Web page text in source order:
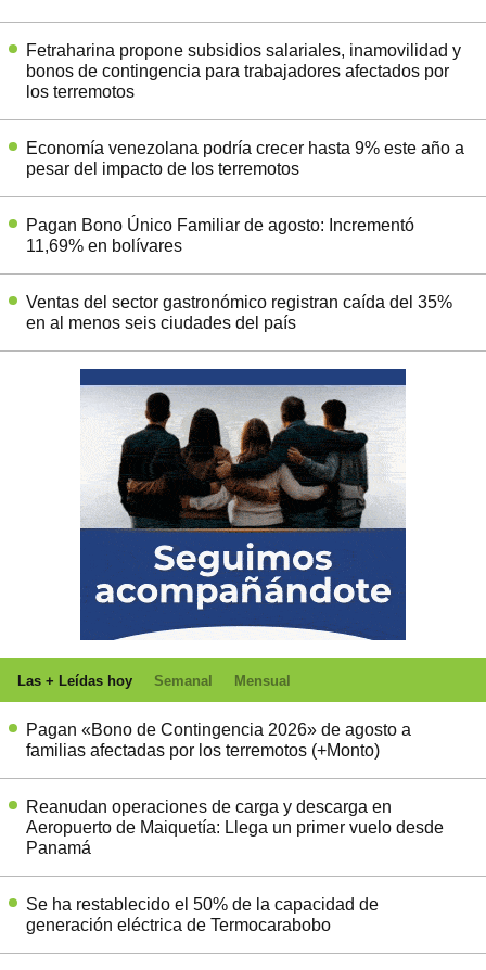
Fetraharina propone subsidios salariales, inamovilidad y
bonos de contingencia para trabajadores afectados por
los terremotos
Economía venezolana podría crecer hasta 9% este año a
pesar del impacto de los terremotos
Pagan Bono Único Familiar de agosto: Incrementó
11,69% en bolívares
Ventas del sector gastronómico registran caída del 35%
en al menos seis ciudades del país
Las + Leídas hoy Semanal Mensual
Pagan «Bono de Contingencia 2026» de agosto a
familias afectadas por los terremotos (+Monto)
Reanudan operaciones de carga y descarga en
Aeropuerto de Maiquetía: Llega un primer vuelo desde
Panamá
Se ha restablecido el 50% de la capacidad de
generación eléctrica de Termocarabobo